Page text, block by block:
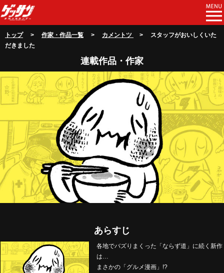
トップ> 作家・作品一覧 > カメントツ
> スタッフがおいしくいた
だきました
連載作品・作家
あらすじ
各地でバズりまくった「ならず道」に続く新作
は…
まさかの「グルメ漫画」!?